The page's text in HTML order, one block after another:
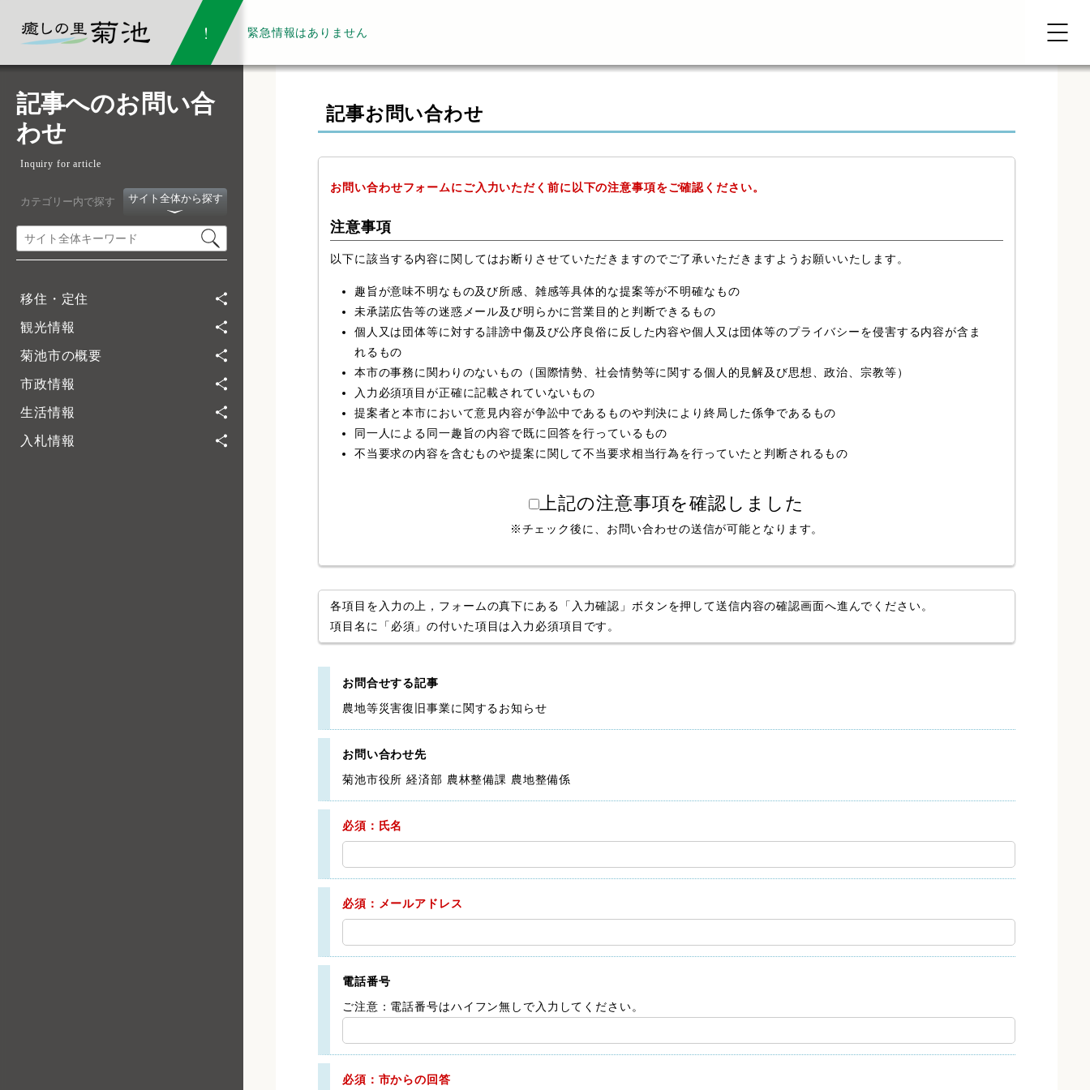
緊急情報はありません
記事へのお問い合
わせ
Inquiry for article
カテゴリー内で探す サイト全体から探す
移住・定住
観光情報
菊池市の概要
市政情報
生活情報
入札情報
記事お問い合わせ
お問い合わせフォームにご入力いただく前に以下の注意事項をご確認ください。
注意事項
以下に該当する内容に関してはお断りさせていただきますのでご了承いただきますようお願いいたします。
趣旨が意味不明なもの及び所感、雑感等具体的な提案等が不明確なもの
未承諾広告等の迷惑メール及び明らかに営業目的と判断できるもの
個人又は団体等に対する誹謗中傷及び公序良俗に反した内容や個人又は団体等のプライバシーを侵害する内容が含ま
れるもの
本市の事務に関わりのないもの（国際情勢、社会情勢等に関する個人的見解及び思想、政治、宗教等）
入力必須項目が正確に記載されていないもの
提案者と本市において意見内容が争訟中であるものや判決により終局した係争であるもの
同一人による同一趣旨の内容で既に回答を行っているもの
不当要求の内容を含むものや提案に関して不当要求相当行為を行っていたと判断されるもの
上記の注意事項を確認しました
※チェック後に、お問い合わせの送信が可能となります。
各項目を入力の上，フォームの真下にある「入力確認」ボタンを押して送信内容の確認画面へ進んでください。
項目名に「必須」の付いた項目は入力必須項目です。
お問合せする記事
農地等災害復旧事業に関するお知らせ
お問い合わせ先
菊池市役所 経済部 農林整備課 農地整備係
必須：氏名
必須：メールアドレス
電話番号
ご注意：電話番号はハイフン無しで入力してください。
必須：市からの回答